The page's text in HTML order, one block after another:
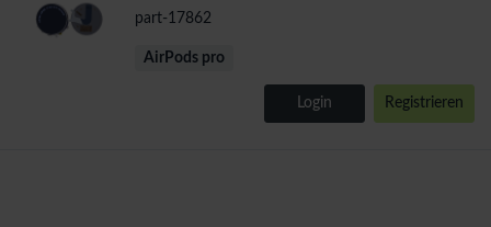
part-17862
AirPods pro
Login Registrieren